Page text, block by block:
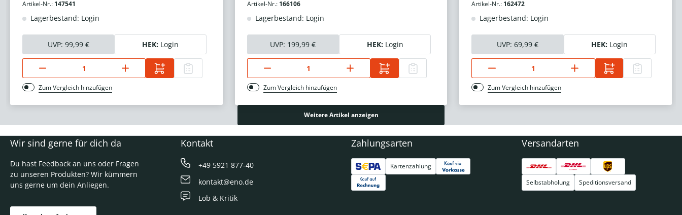
Artikel-Nr.: 147541
Lagerbestand: Login
UVP: 99,99 € HEK: Login
Zum Vergleich hinzufügen
Artikel-Nr.: 166106
Lagerbestand: Login
UVP: 199,99 € HEK: Login
Zum Vergleich hinzufügen
Artikel-Nr.: 162472
Lagerbestand: Login
UVP: 69,99 € HEK: Login
Zum Vergleich hinzufügen
Weitere Artikel anzeigen
Wir sind gerne für dich da
Du hast Feedback an uns oder Fragen
zu unseren Produkten? Wir kümmern
uns gerne um dein Anliegen.
Kontakt
+49 5921 877-40
kontakt@eno.de
Lob & Kritik
Zahlungsarten
Kartenzahlung
Versandarten
Selbstabholung Speditionsversand